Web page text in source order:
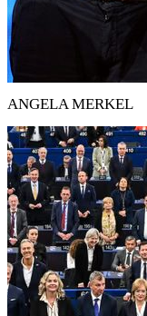
ANGELA MERKEL